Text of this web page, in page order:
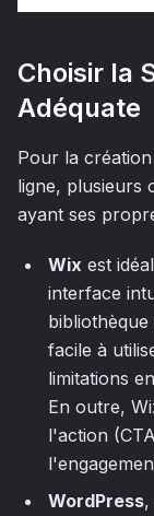
Choisir la
Adéquate
Pour la
ligne, plusieurs
ayant ses
Wix est
interface
facile à
limitations
En outre,
l'action
WordPress,